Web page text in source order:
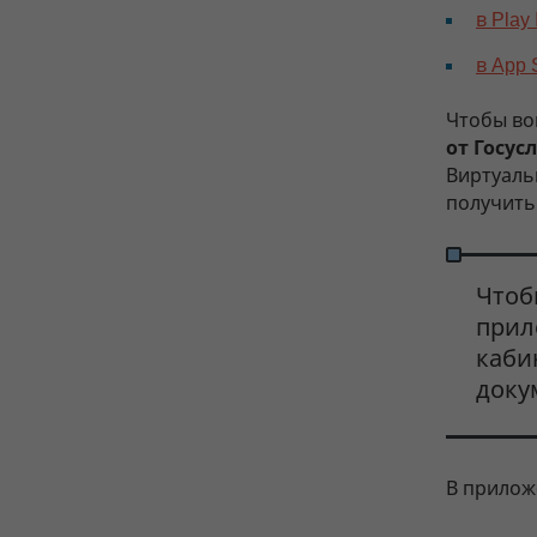
в Play
в App
Чтобы
от
В